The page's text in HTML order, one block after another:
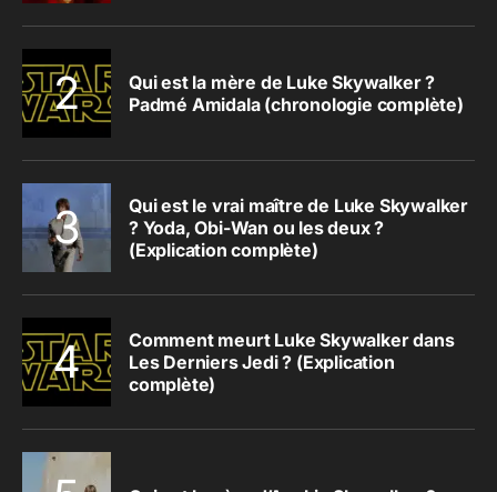
Qui est la mère de Luke Skywalker ?
Padmé Amidala (chronologie complète)
Qui est le vrai maître de Luke Skywalker
? Yoda, Obi-Wan ou les deux ?
(Explication complète)
Comment meurt Luke Skywalker dans
Les Derniers Jedi ? (Explication
complète)